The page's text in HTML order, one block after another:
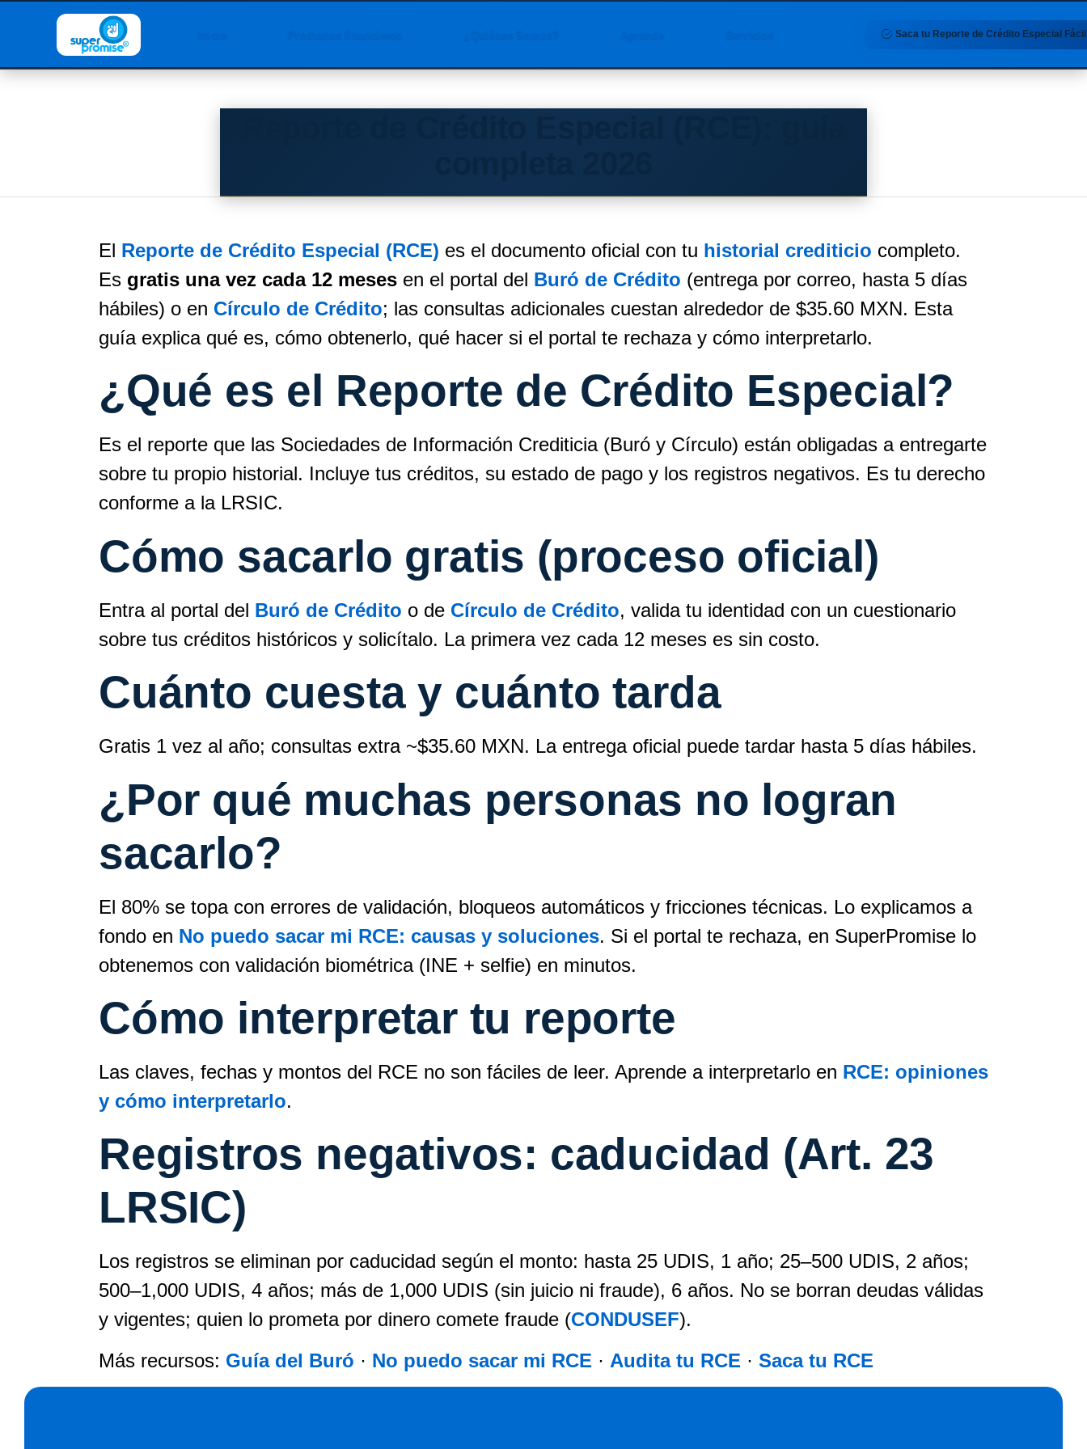
Servicios
Productos financieros ¿Quiénes Somos? Saca tu Reporte de Crédito Especial Fácil
El Reporte de Crédito Especial (RCE) es el documento oficial con tu historial crediticio completo.
Es gratis una vez cada 12 meses en el portal del Buró de Crédito (entrega por correo, hasta 5 días
hábiles) o en Círculo de Crédito; las consultas adicionales cuestan alrededor de $35.60 MXN. Esta
guía explica qué es, cómo obtenerlo, qué hacer si el portal te rechaza y cómo interpretarlo.
¿Qué es el Reporte de Crédito Especial?
Es el reporte que las Sociedades de Información Crediticia (Buró y Círculo) están obligadas a entregarte
sobre tu propio historial. Incluye tus créditos, su estado de pago y los registros negativos. Es tu derecho
conforme a la LRSIC.
Cómo sacarlo gratis (proceso oficial)
Entra al portal del Buró de Crédito o de Círculo de Crédito, valida tu identidad con un cuestionario
sobre tus créditos históricos y solicítalo. La primera vez cada 12 meses es sin costo.
Cuánto cuesta y cuánto tarda
Gratis 1 vez al año; consultas extra ~$35.60 MXN. La entrega oficial puede tardar hasta 5 días hábiles.
¿Por qué muchas personas no logran
sacarlo?
El 80% se topa con errores de validación, bloqueos automáticos y fricciones técnicas. Lo explicamos a
fondo en No puedo sacar mi RCE: causas y soluciones. Si el portal te rechaza, en SuperPromise lo
obtenemos con validación biométrica (INE + selfie) en minutos.
Cómo interpretar tu reporte
Las claves, fechas y montos del RCE no son fáciles de leer. Aprende a interpretarlo en RCE: opiniones
y cómo interpretarlo.
Registros negativos: caducidad (Art. 23
LRSIC)
Los registros se eliminan por caducidad según el monto: hasta 25 UDIS, 1 año; 25–500 UDIS, 2 años;
500–1,000 UDIS, 4 años; más de 1,000 UDIS (sin juicio ni fraude), 6 años. No se borran deudas válidas
y vigentes; quien lo prometa por dinero comete fraude (CONDUSEF).
Más recursos: Guía del Buró · No puedo sacar mi RCE · Audita tu RCE · Saca tu RCE